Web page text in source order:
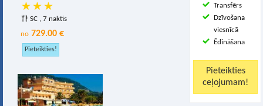
Transfērs
Dzīvošana
viesnīcā
Ēdināšana
SC , 7 naktis
no 729.00 €